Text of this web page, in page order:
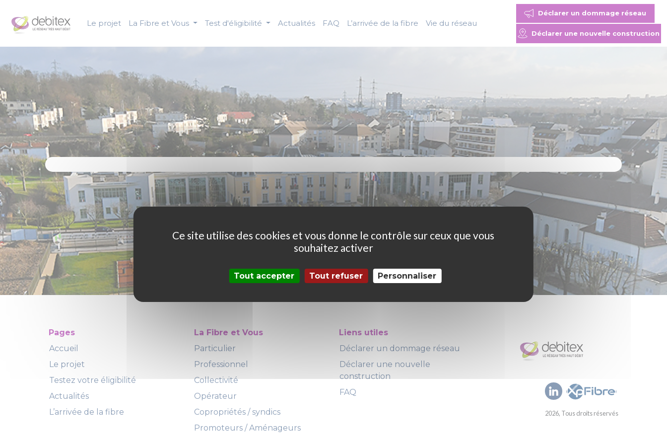
Le projet La Fibre et Vous Test d'éligibilité Actualités FAQ L’arrivée de la fibre Vie du réseau
Déclarer un dommage réseau
Déclarer une nouvelle construction
Pages
Accueil
Le projet
Testez votre éligibilité
Actualités
L’arrivée de la fibre
La Fibre et Vous
Particulier
Professionnel
Collectivité
Opérateur
Copropriétés / syndics
Promoteurs / Aménageurs
Liens utiles
Déclarer un dommage réseau
Déclarer une nouvelle
construction
FAQ
2026, Tous droits réservés
Ce site utilise des cookies et vous donne le contrôle sur ceux que vous
souhaitez activer
Tout accepter Tout refuser Personnaliser